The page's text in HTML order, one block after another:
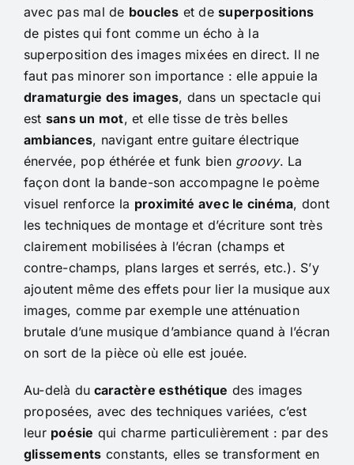
avec pas mal de boucles et desuperpositions
de pistes qui font comme un écho à la
superposition des images mixées en direct. Il ne
faut pas minorer son importance : elle appuie la
dramaturgie des images, dans un spectacle qui
est sans un mot, et elle tisse de très belles
ambiances, navigant entre guitare électrique
énervée, pop éthérée et funk bien groovy. La
façon dont la bande-son accompagne le poème
visuel renforce la proximité avec le cinéma, dont
les techniques de montage et d’écriture sont très
clairement mobilisées à l’écran (champs et
contre-champs, plans larges et serrés, etc.). S’y
ajoutent même des effets pour lier la musique aux
images, comme par exemple une atténuation
brutale d’une musique d’ambiance quand à l’écran
on sort de la pièce où elle est jouée.
Au-delà du caractère esthétique des images
proposées, avec des techniques variées, c’est
leur poésie qui charme particulièrement : par des
glissements constants, elles se transforment en